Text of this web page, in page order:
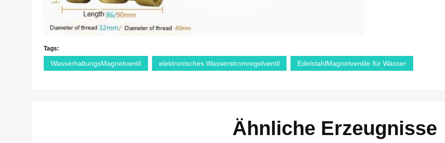
Tags:
WasserhaltungsMagnetventil elektronisches Wasserstromregelventil EdelstahlMagnetventile für Wasser
Ähnliche Erzeugnisse